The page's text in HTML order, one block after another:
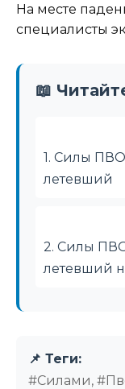
На месте
специалисты
📖
1. Силы
летевший
2. Силы
летевший
📌 Теги:
#Силами,